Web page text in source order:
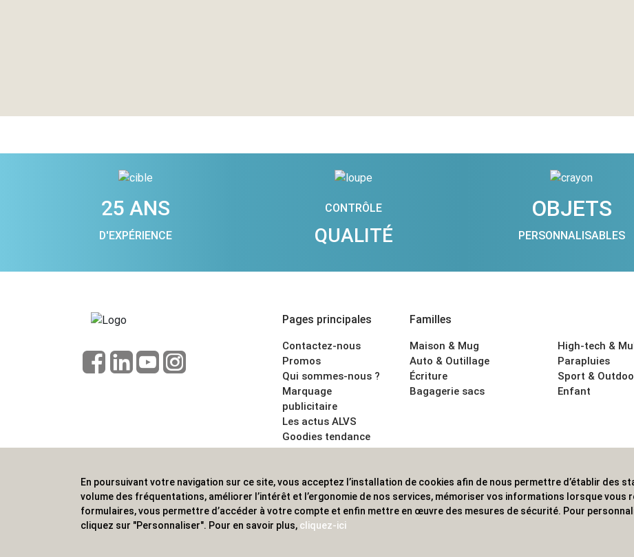
25 ANS
D'EXPÉRIENCE
CONTRÔLE
QUALITÉ
OBJETS
PERSONNALISABLES
Pages principales
Contactez-nous
Promos
Qui sommes-nous ?
Marquage
publicitaire
Les actus ALVS
Goodies tendance
CGV
Familles
Maison & Mug
Auto & Outillage
Écriture
Bagagerie sacs
High-tech &
Parapluies
Sport &
Enfant
ALVS, fournisseur d'objets publicitaires, pour les professionnels. Une implantation nationale, une couverture
En poursuivant votre navigation sur ce site, vous acceptez l’installation de cookies afin de nous permettre d’établir des
volume des fréquentations, améliorer l’intérêt et l’ergonomie de nos services, mémoriser vos informations lorsque vous
formulaires, vous permettre d’accéder à votre compte et enfin mettre en œuvre des mesures de sécurité. Pour
cliquez sur "Personnaliser". Pour en savoir plus, cliquez-ici